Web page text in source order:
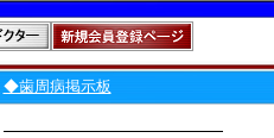
◆歯周病掲示板